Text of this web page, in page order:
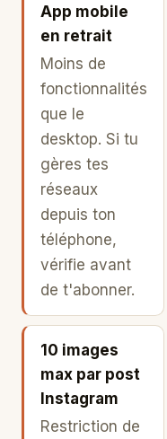
App mobile
en retrait
Moins de
fonctionnalités
que le
desktop. Si tu
gères tes
réseaux
depuis ton
téléphone,
vérifie avant
de t'abonner.
10 images
max par post
Instagram
Restriction de